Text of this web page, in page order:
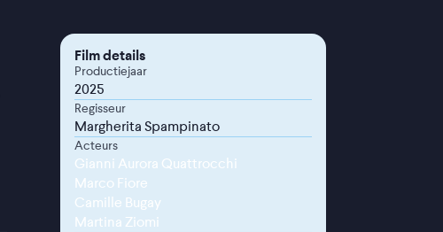
Film details
Productiejaar
2025
Regisseur
Margherita Spampinato
Acteurs
Gianni Aurora Quattrocchi
Marco Fiore
Camille Bugay
Martina Ziomi